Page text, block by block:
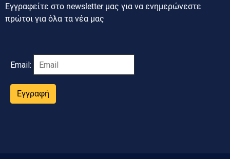
Εγγραφείτε στο newsletter μας για να ενημερώνεστε
πρώτοι για όλα τα νέα μας
Email:
Εγγραφή